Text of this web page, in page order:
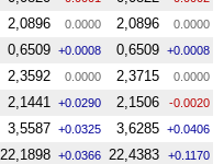
2,0896 0.0000 2,0896 0.0000
0,6509 +0.0008 0,6509 +0.0008
2,3592 0.0000 2,3715 0.0000
2,1441 +0.0290 2,1506 -0.0020
3,5587 +0.0325 3,6285 +0.0406
22,1898 +0.0366 22,4383 +0.1170